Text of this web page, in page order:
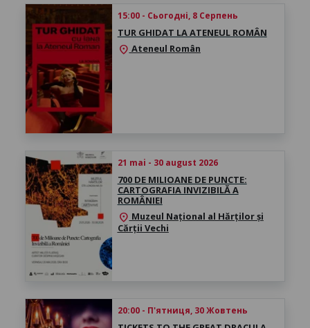
15:00 - Сьогодні, 8 Серпень
TUR GHIDAT LA ATENEUL ROMÂN
location_onAteneul Român
21 mai - 30 august 2026
700 DE MILIOANE DE PUNCTE:
CARTOGRAFIA INVIZIBILĂ A
ROMÂNIEI
location_on Muzeul Național al Hărților și
Cărții Vechi
20:00 - П'ятниця, 30 Жовтень